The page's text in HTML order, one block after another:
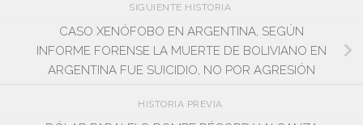
SIGUIENTE HISTORIA
CASO XENÓFOBO EN ARGENTINA, SEGÚN
INFORME FORENSE LA MUERTE DE BOLIVIANO EN
ARGENTINA FUE SUICIDIO, NO POR AGRESIÓN
HISTORIA PREVIA